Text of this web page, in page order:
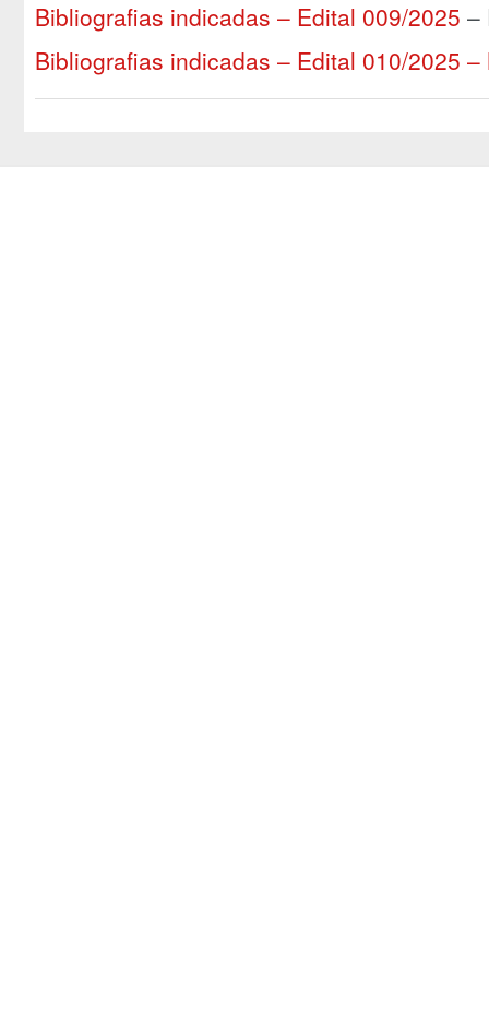
Bibliografias indicadas – Edital 009/2025 –
Bibliografias indicadas – Edital 010/2025 –